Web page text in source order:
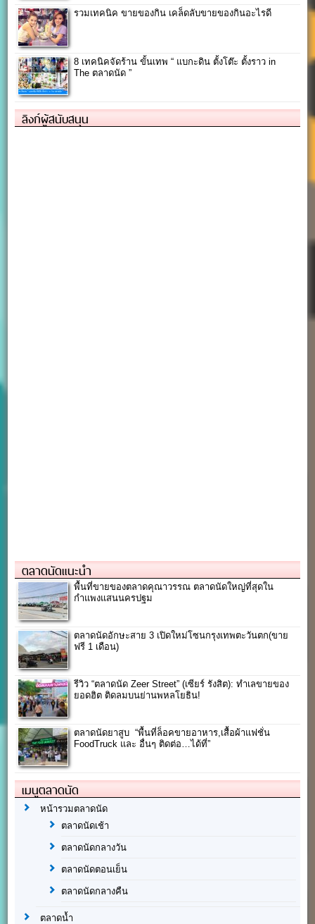
รวมเทคนิค ขายของกิน เคล็ดลับขายของกินอะไรดี
8 เทคนิคจัดร้าน ขั้นเทพ “ แบกะดิน ตั้งโต๊ะ ตั้งราว in
The ตลาดนัด ”
ลิงก์ผู้สนับสนุน
ตลาดนัดแนะนำ
พื้นที่ขายของตลาดคุณาวรรณ ตลาดนัดใหญ่ที่สุดใน
กำแพงแสนนครปฐม
ตลาดนัดอักษะสาย 3 เปิดใหม่โซนกรุงเทพตะวันตก(ขาย
ฟรี 1 เดือน)
รีวิว “ตลาดนัด Zeer Street” (เซียร์ รังสิต): ทำเลขายของ
ยอดฮิต ติดลมบนย่านพหลโยธิน!
ตลาดนัด​ยาสูบ​ “พื้นที่ล็อคขายอาหาร,เสื้อผ้าแฟชั่น
FoodTruck และ อื่นๆ ติดต่อ…ได้ที่”
เมนูตลาดนัด
หน้ารวมตลาดนัด
ตลาดนัดเช้า
ตลาดนัดกลางวัน
ตลาดนัดตอนเย็น
ตลาดนัดกลางคืน
ตลาดน้ำ